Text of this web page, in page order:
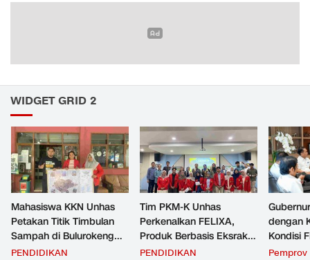
WIDGET GRID 2
Mahasiswa KKN Unhas
Petakan Titik Timbulan
Sampah di Bulurokeng
untuk Dukung Program
PENDIDIKAN
Tim PKM-K Unhas
Perkenalkan FELIXA,
Produk Berbasis Eksrak
Buah Pare untuk
PENDIDIKAN
dengan
Kondisi
Transfer
Pemprov